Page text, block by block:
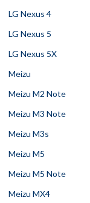
LG Nexus 4
LG Nexus 5
LG Nexus 5X
Meizu
Meizu M2 Note
Meizu M3 Note
Meizu M3s
Meizu M5
Meizu M5 Note
Meizu MX4